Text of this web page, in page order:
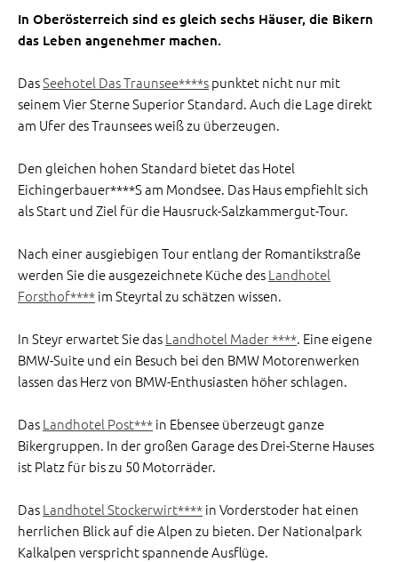
In Oberösterreich sind es gleich sechs Häuser, die Bikern
das Leben angenehmer machen.
DasSeehotel Das Traunsee****spunktet nicht nur mit
seinem Vier Sterne Superior Standard. Auch die Lage direkt
am Ufer des Traunsees weiß zu überzeugen.
Den gleichen hohen Standard bietet das Hotel
Eichingerbauer****S am Mondsee. Das Haus empfiehlt sich
als Start und Ziel für die Hausruck-Salzkammergut-Tour.
Nach einer ausgiebigen Tour entlang der Romantikstraße
werden Sie die ausgezeichnete Küche desLandhotel
Forsthof****im Steyrtal zu schätzen wissen.
In Steyr erwartet Sie dasLandhotel Mader ****. Eine eigene
BMW-Suite und ein Besuch bei den BMW Motorenwerken
lassen das Herz von BMW-Enthusiasten höher schlagen.
DasLandhotel Post***in Ebensee überzeugt ganze
Bikergruppen. In der großen Garage des Drei-Sterne Hauses
ist Platz für bis zu 50 Motorräder.
DasLandhotel Stockerwirt****in Vorderstoder hat einen
herrlichen Blick auf die Alpen zu bieten. Der Nationalpark
Kalkalpen verspricht spannende Ausflüge.